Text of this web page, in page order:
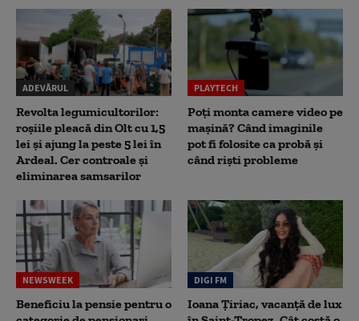
ADEVĂRUL
Revolta legumicultorilor:
roșiile pleacă din Olt cu 1,5
lei și ajung la peste 5 lei în
Ardeal. Cer controale și
eliminarea samsarilor
PLAYTECH
Poți monta camere video pe
mașină? Când imaginile
pot fi folosite ca probă și
când riști probleme
NEWSWEEK
Beneficiu la pensie pentru o
DIGI FM
Ioana Țiriac, vacanță de lux